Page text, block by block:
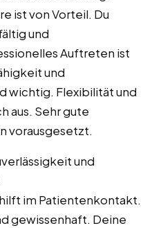
ist von Vorteil. Du
und
Auftreten ist
und
wichtig. Flexibilität und
aus. Sehr gute
vorausgesetzt.
und
im Patientenkontakt.
gewissenhaft. Deine